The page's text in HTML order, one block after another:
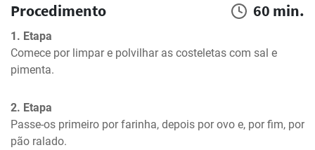
Procedimento 60 min.
1. Etapa
Comece por limpar e polvilhar as costeletas com sal e
pimenta.
2. Etapa
Passe-os primeiro por farinha, depois por ovo e, por fim, por
pão ralado.